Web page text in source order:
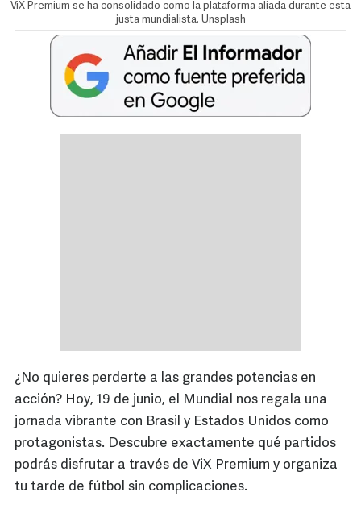
ViX Premium se ha consolidado como la plataforma aliada durante esta
justa mundialista. Unsplash
¿No quieres perderte a las grandes potencias en
acción? Hoy, 19 de junio, el Mundial nos regala una
jornada vibrante con Brasil y Estados Unidos como
protagonistas. Descubre exactamente qué partidos
podrás disfrutar a través de ViX Premium y organiza
tu tarde de fútbol sin complicaciones.